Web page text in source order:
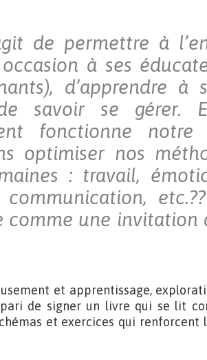
de permettre à
à ses
d’apprendre
savoir se gérer.
fonctionne notre
optimiser nos
: travail,
communication,
comme une invitation
et apprentissage,
de signer un livre qui se lit
et exercices qui renforcent